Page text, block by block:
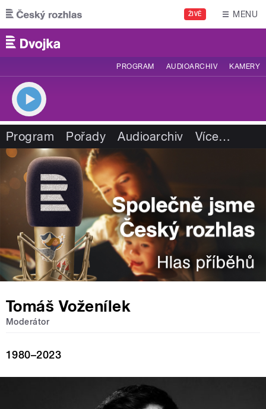
Přejít k hlavnímu obsahu
ŽIVĚ MENU
PROGRAM AUDIOARCHIV KAMERY
Program Pořady Audioarchiv Více…
Tomáš Voženílek
Moderátor
1980–2023